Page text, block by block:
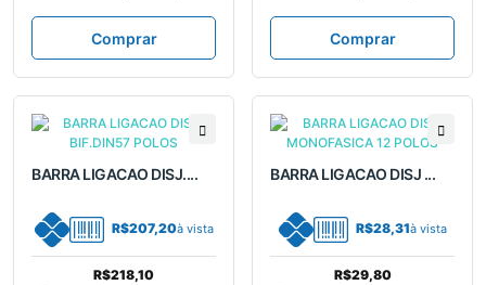
Comprar Comprar
BARRA LIGACAO DISJ....
R$207,20à vista
R$218,10
BARRA LIGACAO DISJ ...
R$28,31à vista
R$29,80